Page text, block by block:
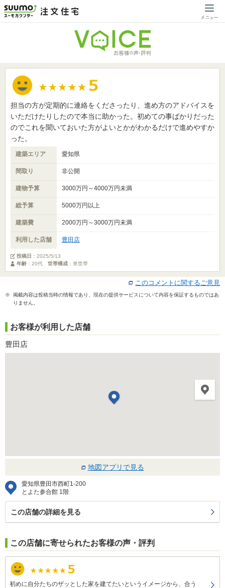
担当の方が定期的に連絡をくださったり、進め方のアドバイスを
いただけたりしたので本当に助かった。初めての事ばかりだった
のでこれを聞いておいた方がよいとかがわかるだけで進めやすか
った。
建築エリア 愛知県
間取り 非公開
建物予算 3000万円～4000万円未満
総予算 5000万円以上
建築費 2000万円～3000万円未満
利用した店舗 豊田店
投稿日 ： 2025/5/13
年齢 ：20代 世帯構成 ：単世帯
このコメントに関するご意見
※ 掲載内容は投稿当時の情報であり、現在の提供サービスについて内容を保証するものではあ
りません。
お客様が利用した店舗
豊田店
地図アプリで見る
愛知県豊田市西町1-200
とよた参合館 1階
この店舗の詳細を見る
この店舗に寄せられたお客様の声・評判
初めに自分たちのザッとした家を建てたいというイメージから、合う